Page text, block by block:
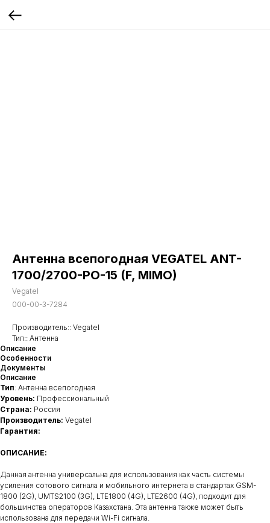
Антенна всепогодная VEGATEL ANT-
1700/2700-PO-15 (F, MIMO)
Vegatel
000-00-3-7284
Производитель:: Vegatel
Тип:: Антенна
Описание
Особенности
Документы
Описание
Тип: Антенна всепогодная
Уровень: Профессиональный
Страна: Россия
Производитель: Vegatel
Гарантия:
ОПИСАНИЕ:
Данная антенна универсальна для использования как часть системы
усиления сотового сигнала и мобильного интернета в стандартах GSM-
1800 (2G), UMTS2100 (3G), LTE1800 (4G), LTE2600 (4G), подходит для
большинства операторов Казахстана. Эта антенна также может быть
использована для передачи Wi-Fi сигнала.